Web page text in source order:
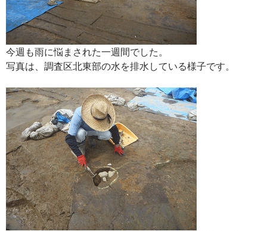
今週も雨に悩まされた一週間でした。
写真は、調査区北東部の水を排水している様子です。